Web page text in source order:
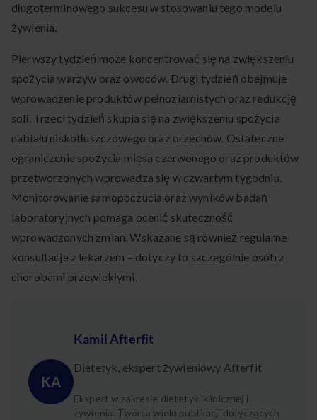
długoterminowego sukcesu w stosowaniu tego modelu
żywienia.
Pierwszy tydzień może koncentrować się na zwiększeniu
spożycia warzyw oraz owoców. Drugi tydzień obejmuje
wprowadzenie produktów pełnoziarnistych oraz redukcję
soli. Trzeci tydzień skupia się na zwiększeniu spożycia
nabiału niskotłuszczowego oraz orzechów. Ostateczne
ograniczenie spożycia mięsa czerwonego oraz produktów
przetworzonych wprowadza się w czwartym tygodniu.
Monitorowanie samopoczucia oraz wyników badań
laboratoryjnych pomaga ocenić skuteczność
wprowadzonych zmian. Wskazane są również regularne
konsultacje z lekarzem – dotyczy to szczególnie osób z
chorobami przewlekłymi.
KA
Kamil Afterfit
Dietetyk, ekspert żywieniowy Afterfit
Ekspert w zakresie dietetyki klinicznej i
żywienia. Twórca wielu publikacji dotyczących